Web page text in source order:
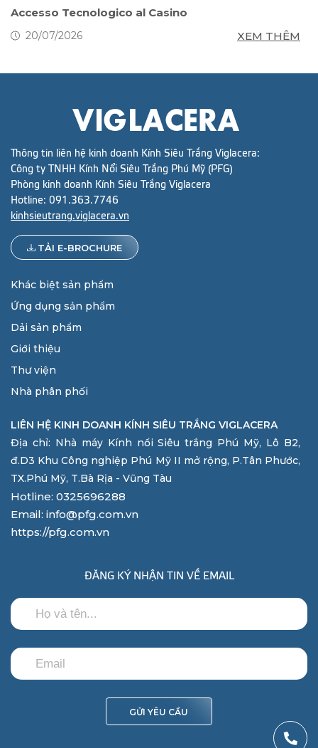
Accesso Tecnologico al Casino
20/07/2026 XEM THÊM
Thông tin liên hệ kinh doanh Kính Siêu Trắng Viglacera:
Công ty TNHH Kính Nổi Siêu Trắng Phú Mỹ (PFG)
Phòng kinh doanh Kính Siêu Trắng Viglacera
Hotline: 091.363.7746
kinhsieutrang.viglacera.vn
TẢI E-BROCHURE
Khác biệt sản phẩm
Ứng dụng sản phẩm
Dải sản phẩm
Giới thiệu
Thư viện
Nhà phân phối
LIÊN HỆ KINH DOANH KÍNH SIÊU TRẮNG VIGLACERA
Địa chỉ: Nhà máy Kính nổi Siêu trắng Phú Mỹ, Lô B2,
đ.D3 Khu Công nghiệp Phú Mỹ II mở rộng, P.Tân Phước,
TX.Phú Mỹ, T.Bà Rịa - Vũng Tàu
Hotline: 0325696288
Email: info@pfg.com.vn
https://pfg.com.vn
ĐĂNG KÝ NHẬN TIN VỀ EMAIL
GỬI YÊU CẦU